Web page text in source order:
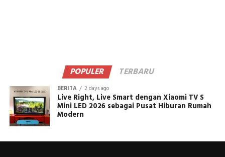
POPULER TERBARU
BERITA 2 days ago
Live Right, Live Smart dengan Xiaomi TV S
Mini LED 2026 sebagai Pusat Hiburan Rumah
Modern